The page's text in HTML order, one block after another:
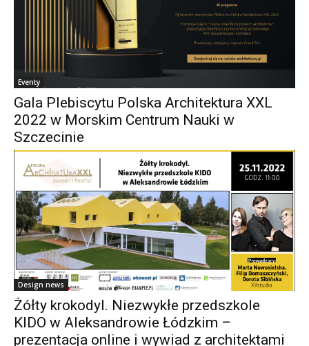
Eventy
Gala Plebiscytu Polska Architektura XXL
2022 w Morskim Centrum Nauki w
Szczecinie
Design news
Żółty krokodyl. Niezwykłe przedszkole
KIDO w Aleksandrowie Łódzkim –
prezentacja online i wywiad z architektami